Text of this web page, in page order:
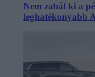
Nem zabál ki a
leghatékonyabb